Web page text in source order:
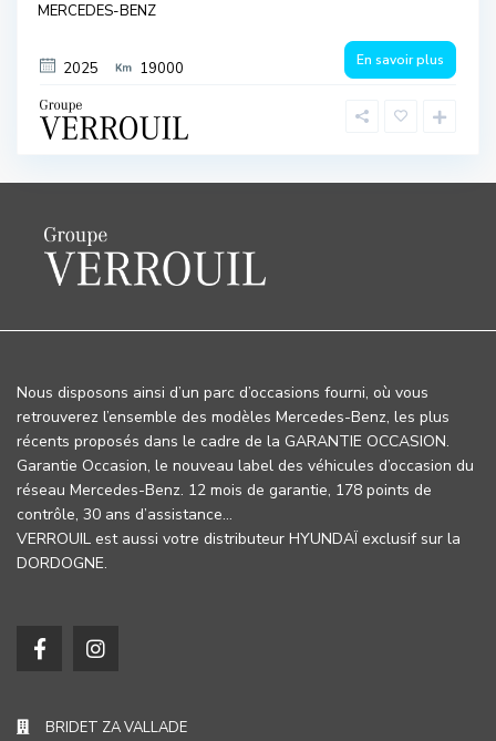
MERCEDES-BENZ
2025 19000 En savoir plus
Nous disposons ainsi d’un parc d’occasions fourni, où vous
retrouverez l’ensemble des modèles Mercedes-Benz, les plus
récents proposés dans le cadre de la GARANTIE OCCASION.
Garantie Occasion, le nouveau label des véhicules d’occasion du
réseau Mercedes-Benz. 12 mois de garantie, 178 points de
contrôle, 30 ans d’assistance…
VERROUIL est aussi votre distributeur HYUNDAÏ exclusif sur la
DORDOGNE.
BRIDET ZA VALLADE